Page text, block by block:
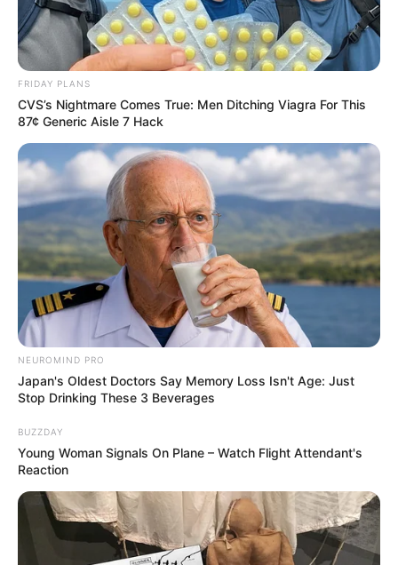
FRIDAY PLANS
CVS’s Nightmare Comes True: Men Ditching Viagra For This
87¢ Generic Aisle 7 Hack
NEUROMIND PRO
Japan's Oldest Doctors Say Memory Loss Isn't Age: Just
Stop Drinking These 3 Beverages
BUZZDAY
Young Woman Signals On Plane – Watch Flight Attendant's
Reaction